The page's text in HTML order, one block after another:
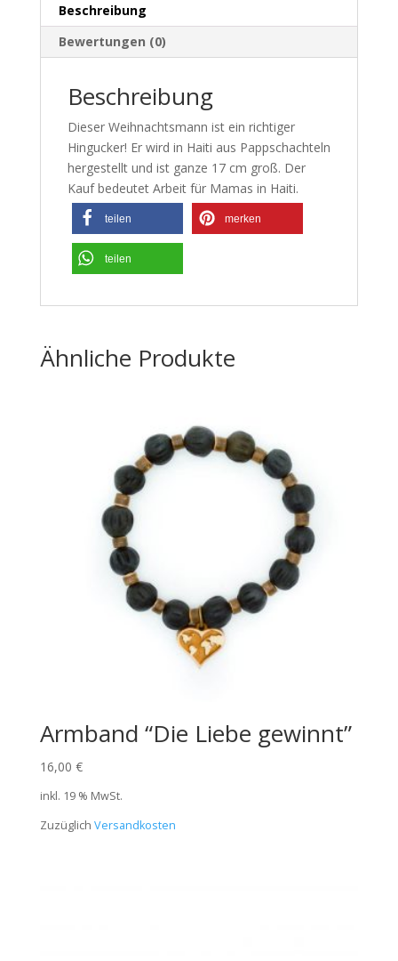
Beschreibung
Bewertungen (0)
Beschreibung
Dieser Weihnachtsmann ist ein richtiger
Hingucker! Er wird in Haiti aus Pappschachteln
hergestellt und ist ganze 17 cm groß. Der
Kauf bedeutet Arbeit für Mamas in Haiti.
teilen merken
teilen
Ähnliche Produkte
Armband “Die Liebe gewinnt”
16,00 €
inkl. 19 % MwSt.
Zuzüglich Versandkosten